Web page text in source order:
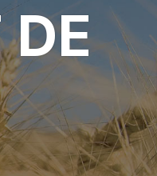
DE